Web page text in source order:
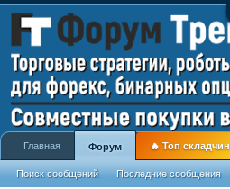
Главная Форум
Поиск сообщений Последние сообщения
🔥 Топ складчин